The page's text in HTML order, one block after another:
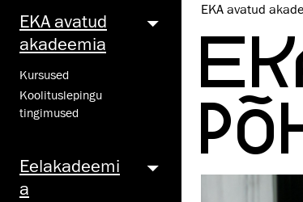
EKA avatud
akadeemia
Kursused
Koolituslepingu
tingimused
Eelakadeemi
a
EKA avatud